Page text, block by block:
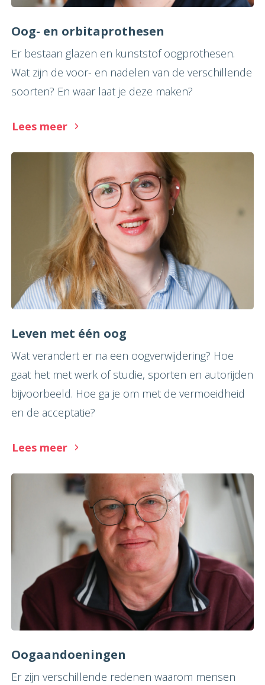
Oog- en orbitaprothesen
Er bestaan glazen en kunststof oogprothesen.
Wat zijn de voor- en nadelen van de verschillende
soorten? En waar laat je deze maken?
Lees meer
Leven met één oog
Wat verandert er na een oogverwijdering? Hoe
gaat het met werk of studie, sporten en autorijden
bijvoorbeeld. Hoe ga je om met de vermoeidheid
en de acceptatie?
Lees meer
Oogaandoeningen
Er zijn verschillende redenen waarom mensen